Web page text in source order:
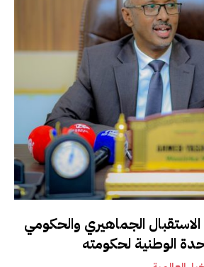
الجماهيري والحكومي
الوطنية لحكومته